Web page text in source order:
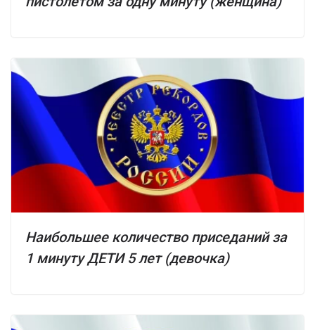
Наибольшее количество приседаний за
1 минуту ДЕТИ 5 лет (девочка)